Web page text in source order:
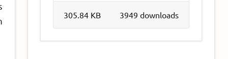
3949 downloads
305.84 KB